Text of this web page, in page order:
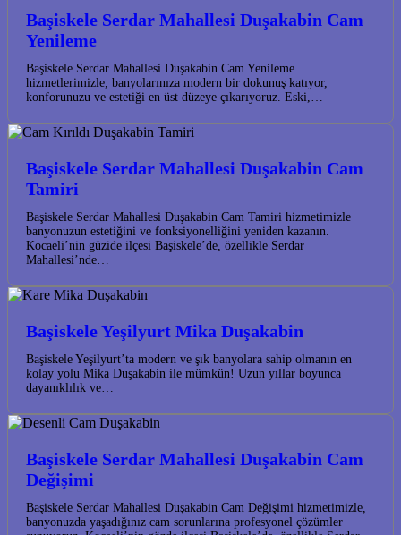
Başiskele Serdar Mahallesi Duşakabin Cam
Yenileme
Başiskele Serdar Mahallesi Duşakabin Cam Yenileme
hizmetlerimizle, banyolarınıza modern bir dokunuş katıyor,
konforunuzu ve estetiği en üst düzeye çıkarıyoruz. Eski,…
Başiskele Serdar Mahallesi Duşakabin Cam
Tamiri
Başiskele Serdar Mahallesi Duşakabin Cam Tamiri hizmetimizle
banyonuzun estetiğini ve fonksiyonelliğini yeniden kazanın.
Kocaeli’nin güzide ilçesi Başiskele’de, özellikle Serdar
Mahallesi’nde…
Başiskele Yeşilyurt Mika Duşakabin
Başiskele Yeşilyurt’ta modern ve şık banyolara sahip olmanın en
kolay yolu Mika Duşakabin ile mümkün! Uzun yıllar boyunca
dayanıklılık ve…
Başiskele Serdar Mahallesi Duşakabin Cam
Değişimi
Başiskele Serdar Mahallesi Duşakabin Cam Değişimi hizmetimizle,
banyonuzda yaşadığınız cam sorunlarına profesyonel çözümler